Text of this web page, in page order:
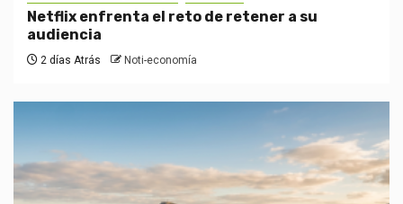
Netflix enfrenta el reto de retener a su
audiencia
2 días Atrás Noti-economía